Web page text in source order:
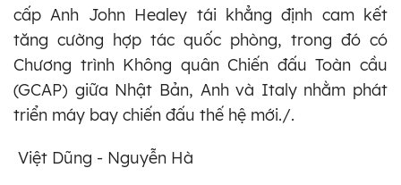
cấp Anh John Healey tái khẳng định cam kết
tăng cường hợp tác quốc phòng, trong đó có
Chương trình Không quân Chiến đấu Toàn cầu
(GCAP) giữa Nhật Bản, Anh và Italy nhằm phát
triển máy bay chiến đấu thế hệ mới./.
Việt Dũng - Nguyễn Hà